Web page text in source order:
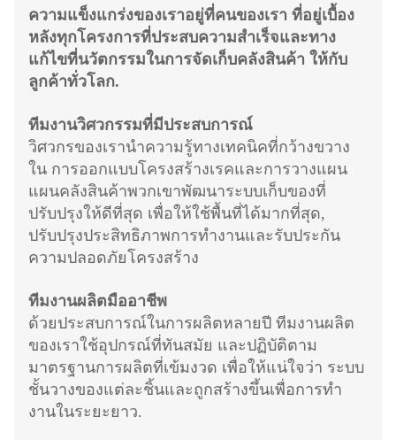
ความแข็งแกร่งของเราอยู่ที่คนของเรา ที่อยู่เบื้อง
หลังทุกโครงการที่ประสบความสําเร็จและทาง
แก้ไขที่นวัตกรรมในการจัดเก็บคลังสินค้า ให้กับ
ลูกค้าทั่วโลก.
ทีมงานวิศวกรรมที่มีประสบการณ์
วิศวกรของเรานําความรู้ทางเทคนิคที่กว้างขวาง
ใน การออกแบบโครงสร้างเรคและการวางแผน
แผนคลังสินค้าพวกเขาพัฒนาระบบเก็บของที่
ปรับปรุงให้ดีที่สุด เพื่อให้ใช้พื้นที่ได้มากที่สุด,
ปรับปรุงประสิทธิภาพการทํางานและรับประกัน
ความปลอดภัยโครงสร้าง
ทีมงานผลิตมืออาชีพ
ด้วยประสบการณ์ในการผลิตหลายปี ทีมงานผลิต
ของเราใช้อุปกรณ์ที่ทันสมัย และปฏิบัติตาม
มาตรฐานการผลิตที่เข้มงวด เพื่อให้แน่ใจว่า ระบบ
ชั้นวางของแต่ละชิ้นและถูกสร้างขึ้นเพื่อการทํา
งานในระยะยาว.